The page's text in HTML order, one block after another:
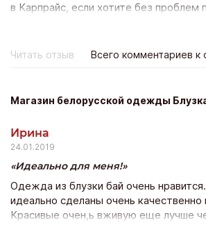
в Карпрайс, если хотите без проблем
После диагностики машину
там за нее воюют дилеры, предлагая
посмеиваешься. Все услуги
менеджер Артем, если цена не
Читать отзыв
Всего комментариев к
Магазин белорусской одежды
Ирина
24.01.2019
Идеально для меня!
Одежда из блузки бай очень
идеально сделаны очень качественно
Красивые очен,ь вживую еще лучше